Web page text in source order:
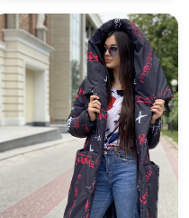
6 400
грн